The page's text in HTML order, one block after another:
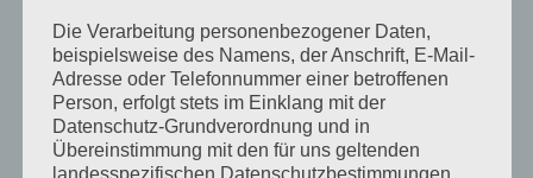
August 2014
Juli 2014
Juni 2014
Januar 2014
Die Verarbeitung personenbezogener Daten,
beispielsweise des Namens, der Anschrift, E-Mail-
Adresse oder Telefonnummer einer betroffenen
Person, erfolgt stets im Einklang mit der
Datenschutz-Grundverordnung und in
Übereinstimmung mit den für uns geltenden
landesspezifischen Datenschutzbestimmungen.